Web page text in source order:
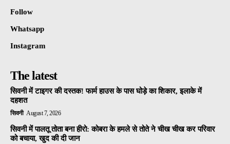
Follow
Whatsapp
Instagram
The latest
सिवनी में टाइगर की दस्तक! फार्म हाउस के पास घोड़े का शिकार, इलाके में
दहशत
सिवनी August 7, 2026
सिवनी में पालतू तोता बना हीरो: कोबरा के हमले से तोते ने चीख चीख कर परिवार
को बचाया, खुद की दी जान